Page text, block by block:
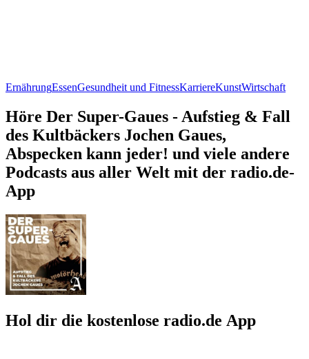
ErnährungEssenGesundheit und FitnessKarriereKunstWirtschaft
Höre Der Super-Gaues - Aufstieg & Fall
des Kultbäckers Jochen Gaues,
Abspecken kann jeder! und viele andere
Podcasts aus aller Welt mit der radio.de-
App
Hol dir die kostenlose radio.de App